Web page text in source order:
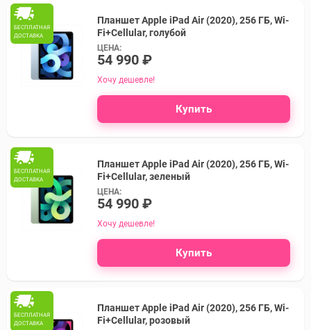
БЕСПЛАТНАЯ
ДОСТАВКА
Планшет Apple iPad Air (2020), 256 ГБ, Wi-
Fi+Cellular, голубой
ЦЕНА:
54 990 ₽
Хочу дешевле!
Купить
БЕСПЛАТНАЯ
ДОСТАВКА
Планшет Apple iPad Air (2020), 256 ГБ, Wi-
Fi+Cellular, зеленый
ЦЕНА:
54 990 ₽
Хочу дешевле!
Купить
БЕСПЛАТНАЯ
ДОСТАВКА
Планшет Apple iPad Air (2020), 256 ГБ, Wi-
Fi+Cellular, розовый